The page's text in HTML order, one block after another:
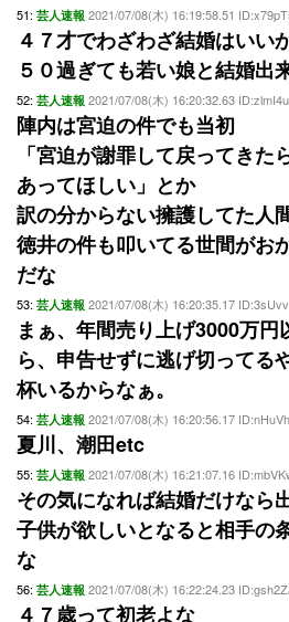
51: 芸人速報 2021/07/08(木) 16:19:58.51
４７才でわざわざ結婚はいい
５０過ぎても若い娘と結婚出
52: 芸人速報 2021/07/08(木) 16:20:32.63
陣内は宮迫の件でも当初
「宮迫が謝罪して戻ってきた
あってほしい」とか
訳の分からない擁護してた人
徳井の件も叩いてる世間がお
だな
53: 芸人速報 2021/07/08(木) 16:20:35.17
まぁ、年間売り上げ3000万
ら、申告せずに逃げ切ってる
杯いるからなぁ。
54: 芸人速報 2021/07/08(木) 16:20:56.17
夏川、潮田etc
55: 芸人速報 2021/07/08(木) 16:21:07.16
その気になれば結婚だけなら
子供が欲しいとなると相手の
な
56: 芸人速報 2021/07/08(木) 16:22:24.23
４７歳って初老よな